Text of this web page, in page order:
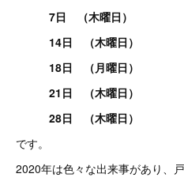
7日 （木曜日）
14日 （木曜日）
18日 （月曜日）
21日 （木曜日）
28日 （木曜日）
です。
2020年は色々な出来事があり、